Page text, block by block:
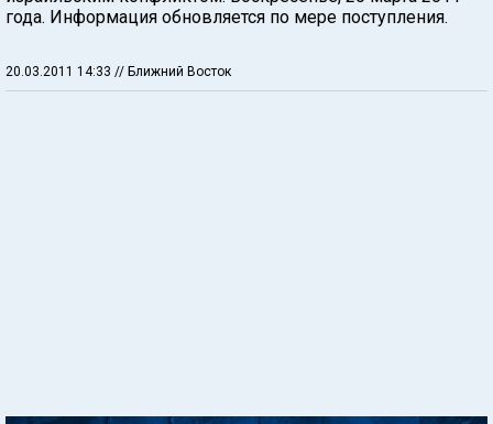
года. Информация обновляется по мере поступления.
20.03.2011 14:33 // Ближний Восток